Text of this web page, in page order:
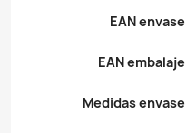
EAN envase
EAN embalaje
Medidas envase